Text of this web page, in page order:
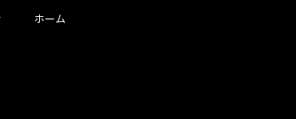
ホーム